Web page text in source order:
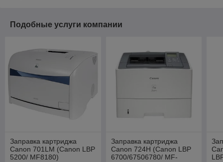
Подобные услуги компании
Заправка картриджа
Canon 701LM (Canon LBP
5200/ MF8180)
Заправка картриджа
Canon 724H (Canon LBP
6700/67506780/ MF-